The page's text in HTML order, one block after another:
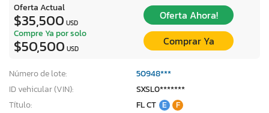
Oferta Actual
$35,500 USD
Oferta Ahora!
Compre Ya por solo
$50,500 USD
Comprar Ya
Número de lote:
50948***
ID vehicular (VIN):
SXSL0*******
Título:
FL CT E
F